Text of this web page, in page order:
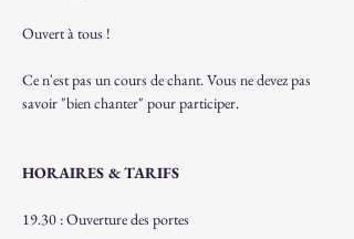
Ouvert à tous !
Ce n'est pas un cours de chant. Vous ne devez pas
savoir "bien chanter" pour participer.
HORAIRES & TARIFS
19.30 : Ouverture des portes